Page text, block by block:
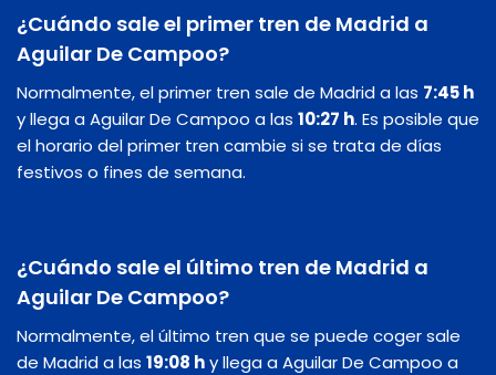
¿Cuándo sale el primer tren de Madrid a
Aguilar De Campoo?
Normalmente, el primer tren sale de Madrid a las 7:45 h
y llega a Aguilar De Campoo a las 10:27 h. Es posible que
el horario del primer tren cambie si se trata de días
festivos o fines de semana.
¿Cuándo sale el último tren de Madrid a
Aguilar De Campoo?
Normalmente, el último tren que se puede coger sale
de Madrid a las 19:08 hy llega a Aguilar De Campoo a